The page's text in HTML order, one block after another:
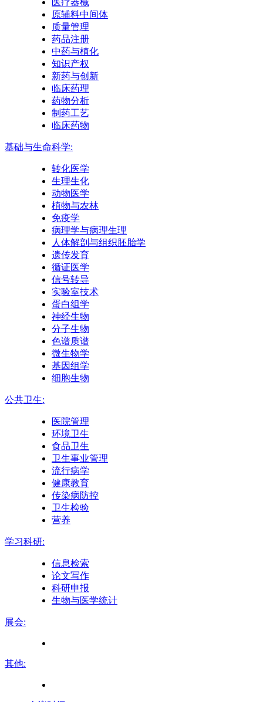
医疗器械
原辅料中间体
质量管理
药品注册
中药与植化
知识产权
新药与创新
临床药理
药物分析
制药工艺
临床药物
基础与生命科学:
转化医学
生理生化
动物医学
植物与农林
免疫学
病理学与病理生理
人体解剖与组织胚胎学
遗传发育
循证医学
信号转导
实验室技术
蛋白组学
神经生物
分子生物
色谱质谱
微生物学
基因组学
细胞生物
公共卫生:
医院管理
环境卫生
食品卫生
卫生事业管理
流行病学
健康教育
传染病防控
卫生检验
营养
学习科研:
信息检索
论文写作
科研申报
生物与医学统计
展会:
其他: